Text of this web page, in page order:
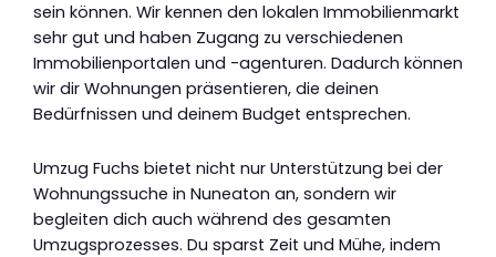
sein können. Wir kennen den lokalen Immobilienmarkt
sehr gut und haben Zugang zu verschiedenen
Immobilienportalen und -agenturen. Dadurch können
wir dir Wohnungen präsentieren, die deinen
Bedürfnissen und deinem Budget entsprechen.
Umzug Fuchs bietet nicht nur Unterstützung bei der
Wohnungssuche in Nuneaton an, sondern wir
begleiten dich auch während des gesamten
Umzugsprozesses. Du sparst Zeit und Mühe, indem